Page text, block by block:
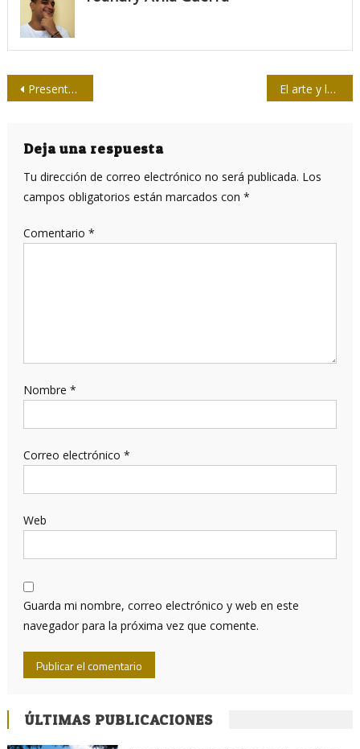
Navegación
entradas
Presentan DVD compilatorios en homenaje a la Mesa Redonda El arte y la amistad
Deja una respuesta
Tu dirección de correo electrónico no será publicada. Los
campos obligatorios están marcados con *
Comentario *
Nombre *
Correo electrónico *
Web
Guarda mi nombre, correo electrónico y web en este
navegador para la próxima vez que comente.
ÚLTIMAS PUBLICACIONES